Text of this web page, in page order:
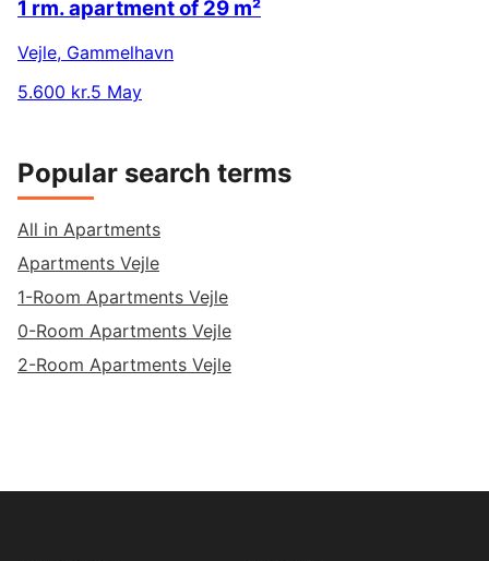
1 rm. apartment of 29 m²
Vejle, Gammelhavn
5.600 kr.5 May
Popular search terms
All in Apartments
Apartments Vejle
1-Room Apartments Vejle
0-Room Apartments Vejle
2-Room Apartments Vejle